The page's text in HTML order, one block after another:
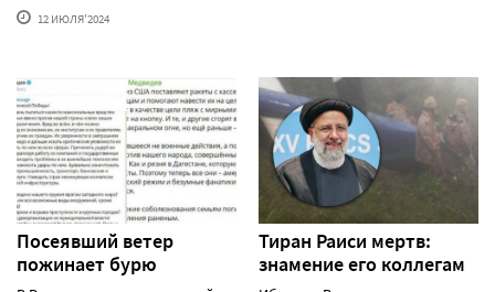
12 ИЮЛЯ'2024
Посеявший ветер
пожинает бурю
Тиран Раиси мертв:
знамение его коллегам